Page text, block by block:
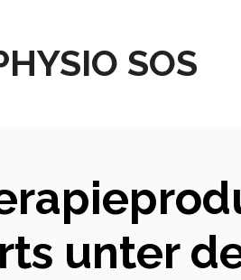
SOS
unter